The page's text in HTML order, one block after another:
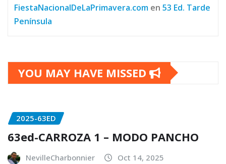
FiestaNacionalDeLaPrimavera.com en 53 Ed. Tarde
Península
YOU MAY HAVE MISSED
2025-63ED
63ed-CARROZA 1 – MODO PANCHO
NevilleCharbonnier Oct 14, 2025